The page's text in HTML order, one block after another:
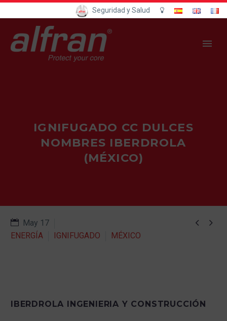
Seguridad y Salud
IGNIFUGADO CC DULCES
NOMBRES IBERDROLA
(MÉXICO)
 
May 17
ENERGÍA
IGNIFUGADO MÉXICO
IBERDROLA INGENIERIA Y CONSTRUCCIÓN